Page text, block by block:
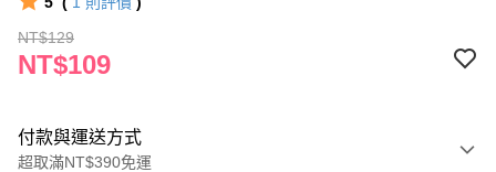
NT$129
NT$109
付款與運送方式
超取滿NT$390免運